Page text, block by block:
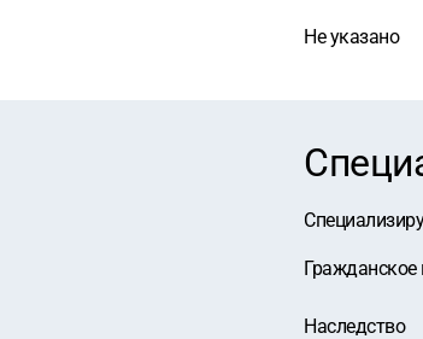
Не указано
Гражданское
Наследство